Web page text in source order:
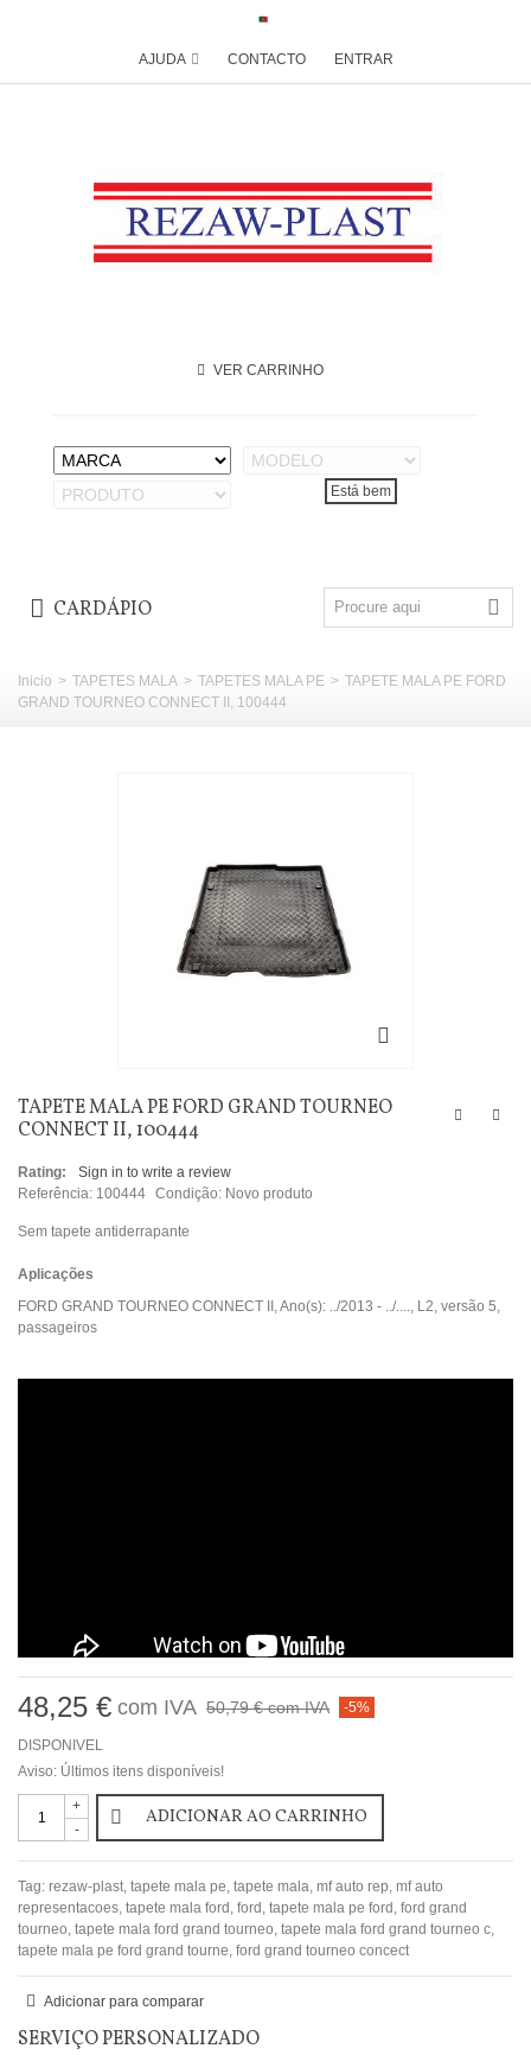
AJUDA CONTACTO ENTRAR
VER CARRINHO
CARDÁPIO
Inicio > TAPETES MALA > TAPETES MALA PE > TAPETE MALA PE FORD
GRAND TOURNEO CONNECT II, 100444
TAPETE MALA PE FORD GRAND TOURNEO
CONNECT II, 100444
Rating:
Sign in to write a review
Referência: 100444 Condição: Novo produto
Sem tapete antiderrapante
Aplicações
FORD GRAND TOURNEO CONNECT II, Ano(s): ../2013 - ../...., L2, versão 5,
passageiros
48,25 € com IVA 50,79 €com IVA -5%
DISPONIVEL
Aviso: Últimos itens disponíveis!
-
+ ADICIONAR AO CARRINHO
Tag: rezaw-plast, tapete mala pe, tapete mala, mf auto rep, mf auto
representacoes, tapete mala ford , ford , tapete mala pe ford , ford grand
tourneo, tapete mala ford grand tourneo, tapete mala ford grand tourneo c,
tapete mala pe ford grand tourne, ford grand tourneo concect
Adicionar para comparar
SERVIÇO PERSONALIZADO